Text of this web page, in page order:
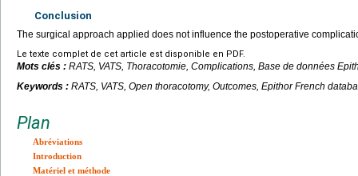
Conclusion
The surgical approach applied does not influence the postoperative
Le texte complet de cet article est disponible en PDF.
Mots clés : RATS, VATS, Thoracotomie, Complications, Base de données
Keywords : RATS, VATS, Open thoracotomy, Outcomes, Epithor French
Plan
Abréviations
Introduction
Matériel et méthode